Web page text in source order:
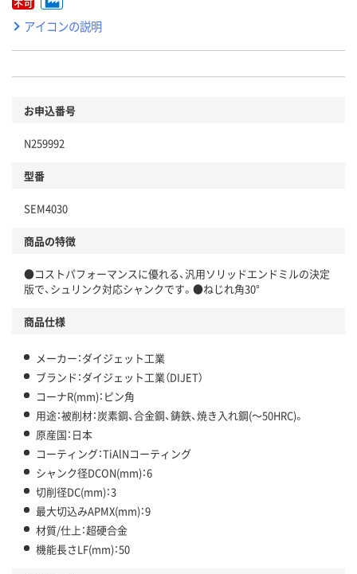
アイコンの説明
お申込番号
N259992
型番
SEM4030
商品の特徴
●コストパフォーマンスに優れる、汎用ソリッドエンドミルの決定
版で、シュリンク対応シャンクです。●ねじれ角30°
商品仕様
メーカー：ダイジェット工業
ブランド：ダイジェット工業（DIJET）
コーナR(mm)：ピン角
用途：被削材：炭素鋼、合金鋼、鋳鉄、焼き入れ鋼(～50HRC)。
原産国：日本
コーティング：TiAlNコーティング
シャンク径DCON(mm)：6
切削径DC(mm)：3
最大切込みAPMX(mm)：9
材質/仕上：超硬合金
機能長さLF(mm)：50